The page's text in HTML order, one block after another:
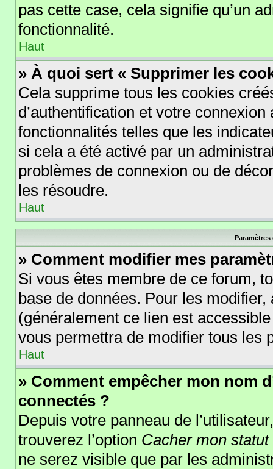
pas cette case, cela signifie qu’un
fonctionnalité.
Haut
» À quoi sert « Supprimer les
Cela supprime tous les cookies
d’authentification et votre
fonctionnalités telles que les
si cela a été activé par un
problèmes de connexion ou de
les résoudre.
Haut
Paramètres
» Comment modifier mes
Si vous êtes membre de ce forum,
base de données. Pour les
(généralement ce lien est
vous permettra de modifier tous les
Haut
» Comment empêcher mon nom
connectés ?
Depuis votre panneau de
trouverez l’option Cacher mon
ne serez visible que par les